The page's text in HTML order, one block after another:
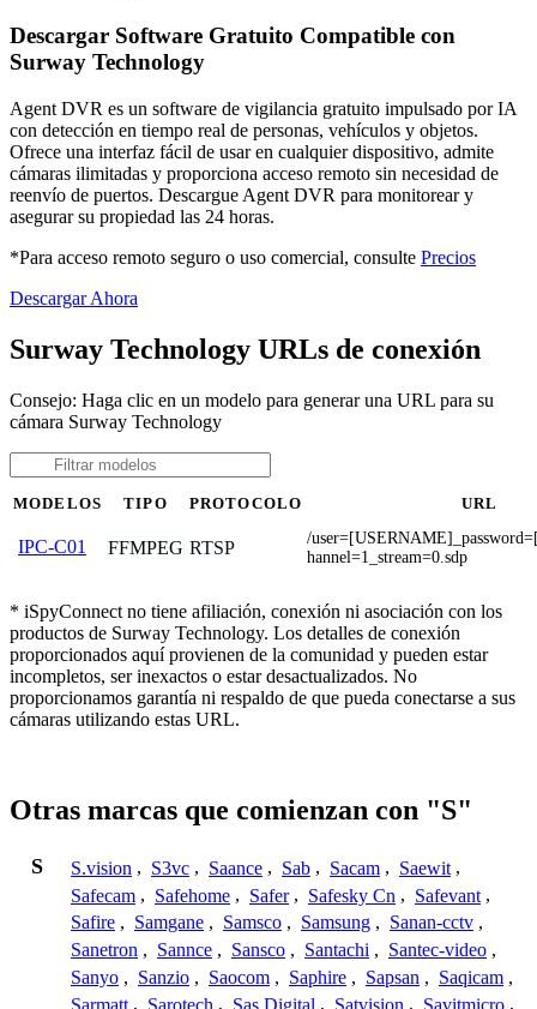
Descargar Software Gratuito Compatible con
Surway Technology
Agent DVR es un software de vigilancia gratuito impulsado por IA
con detección en tiempo real de personas, vehículos y objetos.
Ofrece una interfaz fácil de usar en cualquier dispositivo, admite
cámaras ilimitadas y proporciona acceso remoto sin necesidad de
reenvío de puertos. Descargue Agent DVR para monitorear y
asegurar su propiedad las 24 horas.
*Para acceso remoto seguro o uso comercial, consulte Precios
Descargar Ahora
Surway Technology URLs de conexión
Consejo: Haga clic en un modelo para generar una URL para su
cámara Surway Technology
MODELOS TIPO PROTOCOLO URL
IPC-C01 FFMPEG RTSP
/
hannel=1_stream=0.sdp
* iSpyConnect no tiene afiliación, conexión ni asociación con los
productos de Surway Technology. Los detalles de conexión
proporcionados aquí provienen de la comunidad y pueden estar
incompletos, ser inexactos o estar desactualizados. No
proporcionamos garantía ni respaldo de que pueda conectarse a sus
cámaras utilizando estas URL.
Otras marcas que comienzan con "S"
S S.vision , S3vc , Saance , Sab , Sacam , Saewit ,
Safecam , Safehome , Safer , Safesky Cn , Safevant ,
Safire , Samgane , Samsco , Samsung , Sanan-cctv ,
Sanetron , Sannce , Sansco , Santachi , Santec-video ,
Sanyo , Sanzio , Saocom , Saphire , Sapsan , Saqicam ,
Sarmatt , Sarotech , Sas Digital , Satvision , Savitmicro ,